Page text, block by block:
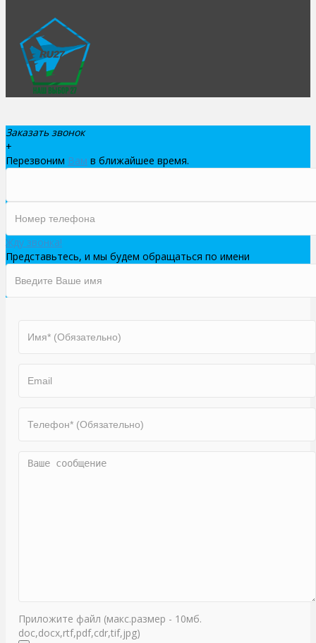
Заказать звонок
+
Перезвоним Вам в ближайшее время.
Жду звонка!
Представьтесь, и мы будем обращаться по имени
Приложите файл (макс.размер - 10мб.
doc,docx,rtf,pdf,cdr,tif,jpg)